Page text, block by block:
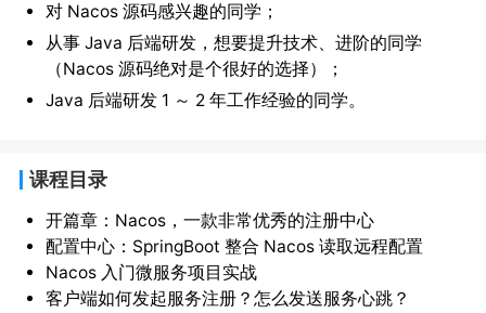
对 Nacos 源码感兴趣的同学；
从事 Java 后端研发，想要提升技术、进阶的同学
（Nacos 源码绝对是个很好的选择）；
Java 后端研发 1 ～ 2 年工作经验的同学。
课程目录
开篇章：Nacos，一款非常优秀的注册中心
配置中心：SpringBoot 整合 Nacos 读取远程配置
Nacos 入门微服务项目实战
客户端如何发起服务注册？怎么发送服务心跳？